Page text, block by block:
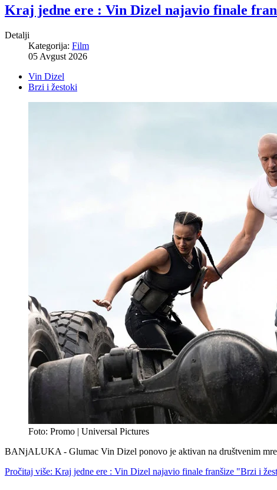
Kraj jedne ere : Vin Dizel najavio finale
Detalji
Kategorija: Film
05 Avgust 2026
Vin Dizel
Brzi i žestoki
Foto: Promo | Universal Pictures
BANjALUKA - Glumac Vin Dizel ponovo je aktivan na društvenim
Pročitaj više: Kraj jedne ere : Vin Dizel najavio finale franšize "Brzi i